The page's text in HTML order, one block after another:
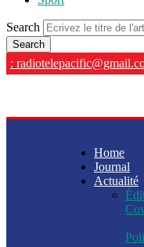
Search
:
Home
Journal
Actualité